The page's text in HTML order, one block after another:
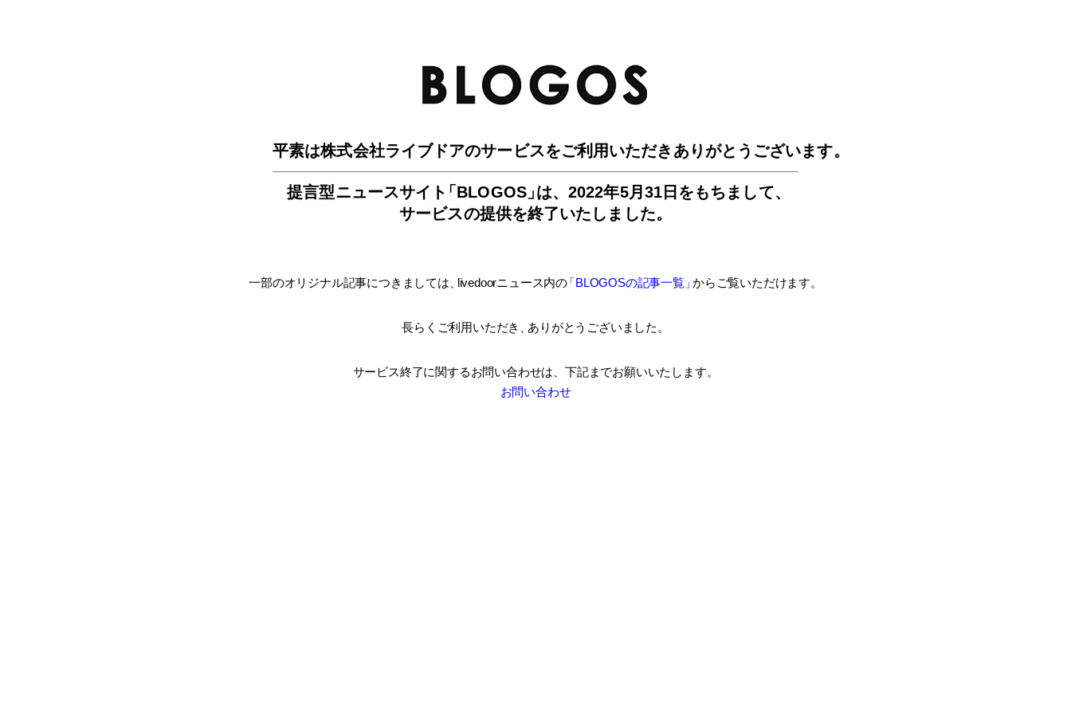
平素は株式会社ライブドアのサービスをご利用いただきありがとうございます。
提言型ニュースサイ ト「BLOGOS」は、2022年5月31日をもちまして、
サービスの提供を終了いたしました。
一部のオリジナル記事につきましては livedoorニュース内の「BLOGOSの記事一覧」 からご覧いただけます。
長らくご利用いただき ありがとうございました。
サービス終了に関するお問い合わせは、 下記までお願いいたします。
お問い合わせ